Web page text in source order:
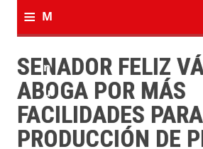
≡ M
e
n
u
SENADOR FELIZ
ABOGA POR MÁS
FACILIDADES PARA
PRODUCCIÓN DE